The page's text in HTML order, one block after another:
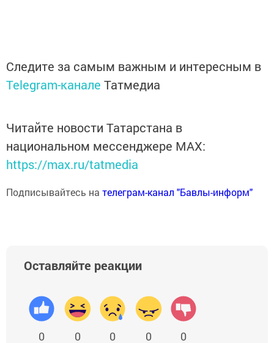
Следите за самым важным и интересным в
Telegram-канале Татмедиа
Читайте новости Татарстана в
национальном мессенджере MАХ:
https://max.ru/tatmedia
Подписывайтесь на телеграм-канал "Бавлы-информ"
Оставляйте реакции
0 0 0 0 0